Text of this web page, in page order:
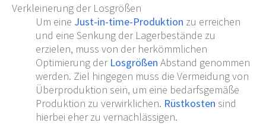
Verkleinerung der Losgrößen
Um eine Just-in-time-Produktion zu erreichen
und eine Senkung der Lagerbestände zu
erzielen, muss von der herkömmlichen
Optimierung der Losgrößen Abstand genommen
werden. Ziel hingegen muss die Vermeidung von
Überproduktion sein, um eine bedarfsgemäße
Produktion zu verwirklichen. Rüstkosten sind
hierbei eher zu vernachlässigen.